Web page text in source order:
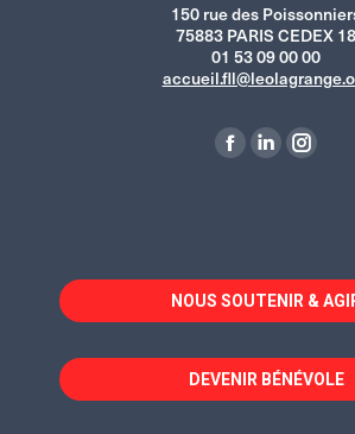
150 rue des
75883 PARIS CEDEX 18
01 53 09 00 00
La
dans
une
fenêtre
La
dans
une
fenêtre
La
dans
une
fenêtre
NOUS SOUTENIR &
DEVENIR BÉNÉVOLE